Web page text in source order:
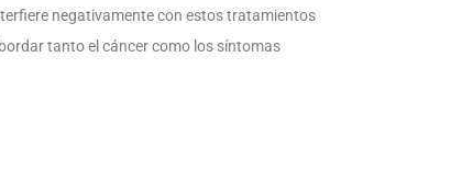
negativamente con estos tratamientos
tanto el cáncer como los síntomas